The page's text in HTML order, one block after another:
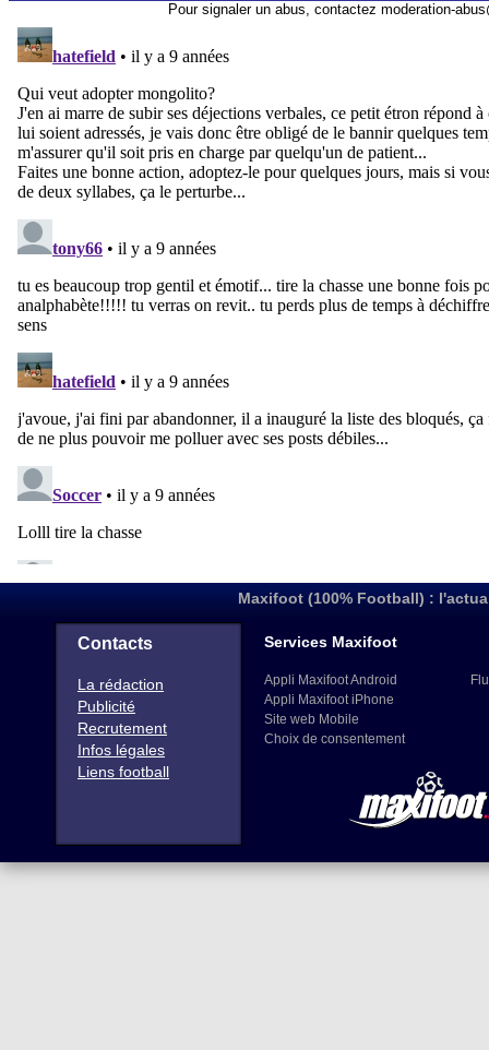
Pour signaler un abus, contactez moderation-
Maxifoot (100% Football) :
Contacts
La rédaction
Publicité
Recrutement
Infos légales
Liens football
Services Maxifoot
Appli Maxifoot Android
Appli Maxifoot iPhone
Site web Mobile
Choix de consentement